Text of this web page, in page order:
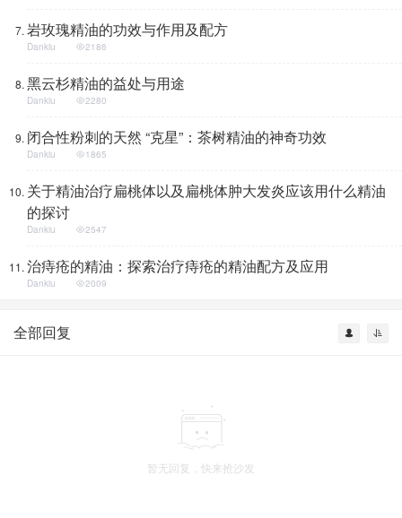
岩玫瑰精油的功效与作用及配方
Dankiu 2186
黑云杉精油的益处与用途
Dankiu 2280
闭合性粉刺的天然 “克星”：茶树精油的神奇功效
Dankiu 1865
关于精油治疗扁桃体以及扁桃体肿大发炎应该用什么精油
的探讨
Dankiu 2547
治痔疮的精油：探索治疗痔疮的精油配方及应用
Dankiu 2009
全部回复
暂无回复，快来抢沙发